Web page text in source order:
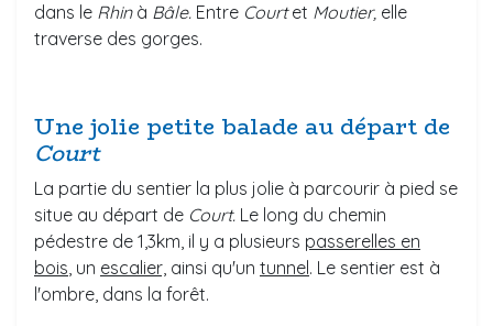
dans le Rhinà Bâle. Entre Courtet Moutier, elle
traverse des gorges.
Une jolie petite balade au départ de
Court
La partie du sentier la plus jolie à parcourir à pied se
situe au départ de Court. Le long du chemin
pédestre de 1,3km, il y a plusieurs passerelles en
bois, un escalier, ainsi qu'un tunnel. Le sentier est à
l'ombre, dans la forêt.